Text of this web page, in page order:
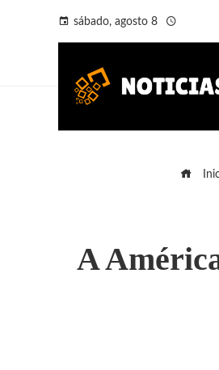
sábado, agosto 8
A